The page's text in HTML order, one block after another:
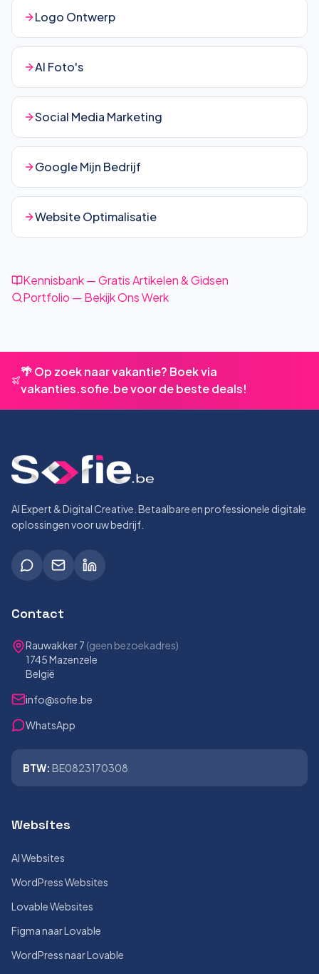
Logo Ontwerp
AI Foto's
Social Media Marketing
Google Mijn Bedrijf
Website Optimalisatie
Kennisbank — Gratis Artikelen & Gidsen
Portfolio — Bekijk Ons Werk
🌴 Op zoek naar vakantie? Boek via
vakanties.sofie.be voor de beste deals!
AI Expert & Digital Creative. Betaalbare en professionele digitale
oplossingen voor uw bedrijf.
Contact
Rauwakker 7 (geen bezoekadres)
1745 Mazenzele
België
info@sofie.be
WhatsApp
BTW: BE0823170308
Websites
AI Websites
WordPress Websites
Lovable Websites
Figma naar Lovable
WordPress naar Lovable